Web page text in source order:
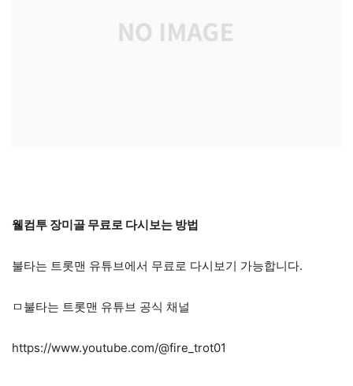
웰컴투 장미골 무료로 다시보는 방법
불타는 트롯맨 유튜브에서 무료로 다시보기 가능합니다.
ㅁ불타는 트롯맨 유튜브 공식 채널
https://www.youtube.com/@fire_trot01